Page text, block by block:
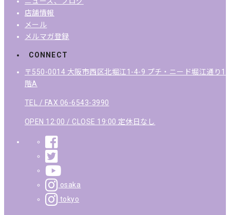
店舗情報
メール
メルマガ登録
CONNECT
〒550-0014 大阪市西区北堀江1-4-9 プチ・ニード堀江通り1
階A
TEL / FAX 06-6543-3990
OPEN 12:00 / CLOSE 19:00 定休日なし
osaka
tokyo